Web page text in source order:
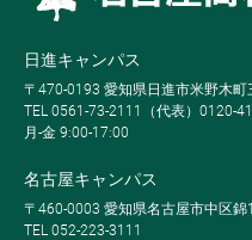
日進キャンパス
〒470-0193 愛知県日進市米野木町
TEL 0561-73-2111（代表）0120-
月-金 9:00-17:00
名古屋キャンパス
〒460-0003 愛知県名古屋市中区錦
TEL 052-223-3111